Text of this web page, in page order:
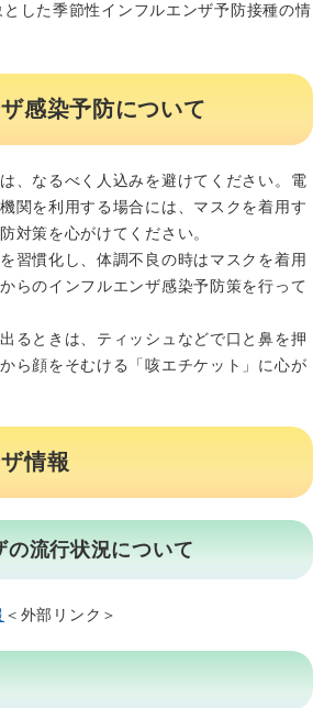
した季節性インフルエンザ予防接種の情
感染予防について
、なるべく人込みを避けてください。電
関を利用する場合には、マスクを着用す
対策を心がけてください。
習慣化し、体調不良の時はマスクを着用
らのインフルエンザ感染予防策を行って
るときは、ティッシュなどで口と鼻を押
ら顔をそむける「咳エチケット」に心が
情報
の流行状況について
＜外部リンク＞